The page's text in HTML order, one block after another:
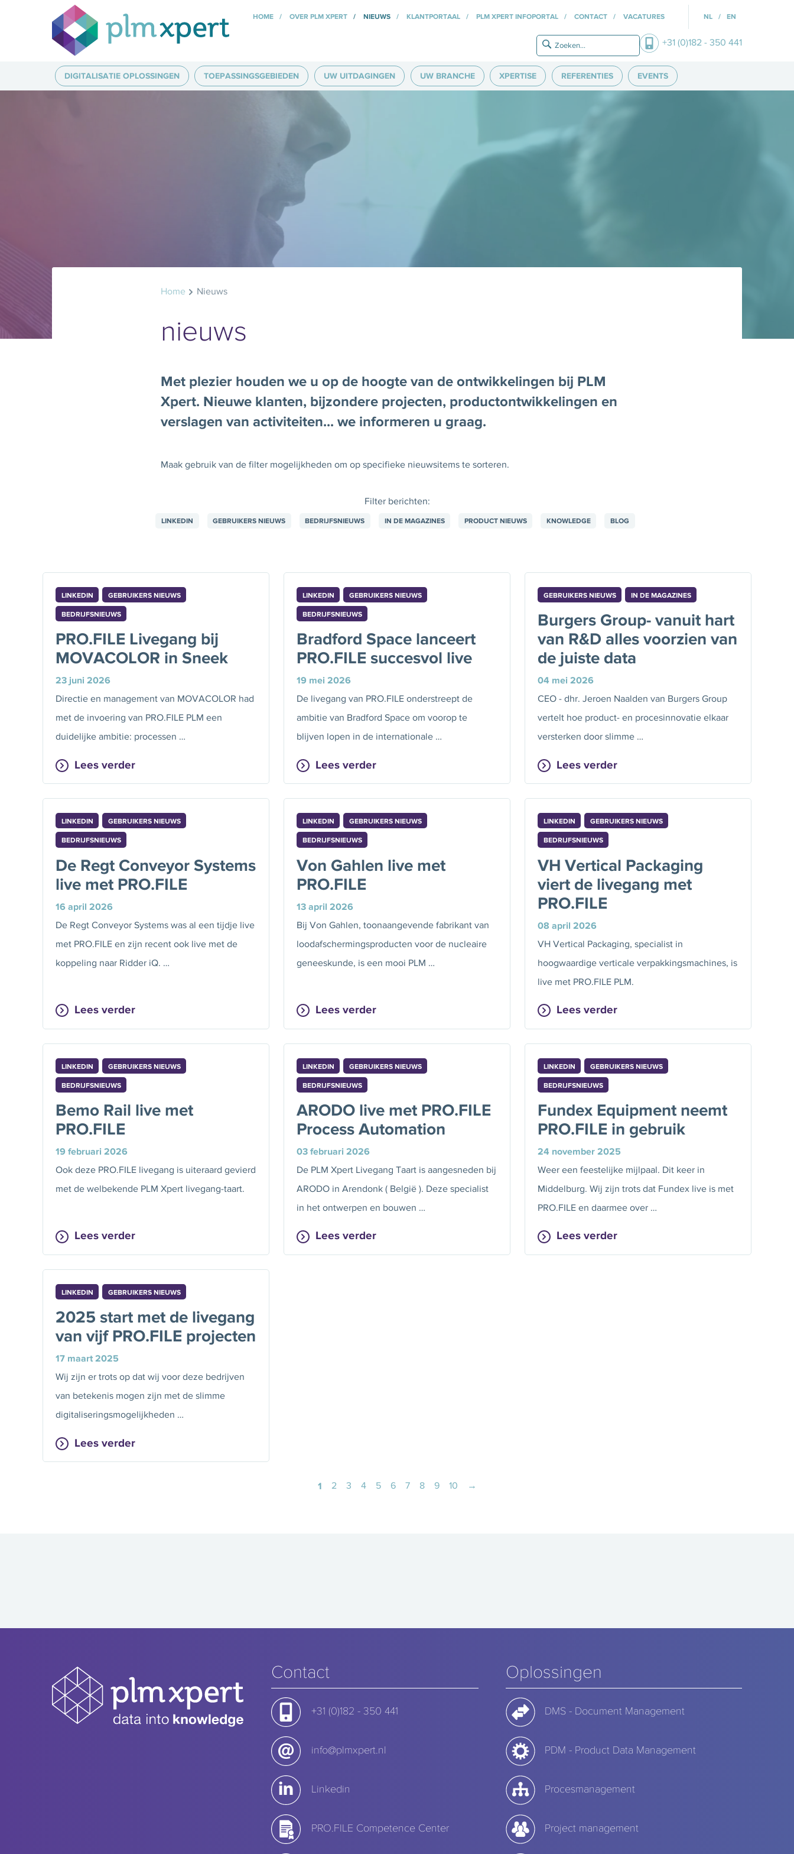
HOME OVER PLM XPERT NIEUWS KLANTPORTAAL PLM XPERT INFOPORTAL CONTACT VACATURES NL EN
+31 (0)182 - 350 441
DIGITALISATIE OPLOSSINGEN TOEPASSINGSGEBIEDEN UW UITDAGINGEN UW BRANCHE XPERTISE REFERENTIES EVENTS
Home Nieuws
nieuws
Met plezier houden we u op de hoogte van de ontwikkelingen bij PLM
Xpert. Nieuwe klanten, bijzondere projecten, productontwikkelingen en
verslagen van activiteiten... we informeren u graag.
Maak gebruik van de filter mogelijkheden om op specifieke nieuwsitems te sorteren.
Filter berichten:
LINKEDIN GEBRUIKERS NIEUWS BEDRIJFSNIEUWS IN DE MAGAZINES PRODUCT NIEUWS KNOWLEDGE BLOG
LINKEDIN GEBRUIKERS NIEUWS
BEDRIJFSNIEUWS
PRO.FILE Livegang bij
MOVACOLOR in Sneek
23 juni 2026
Directie en management van MOVACOLOR had
met de invoering van PRO.FILE PLM een
duidelijke ambitie: processen …
Lees verder
LINKEDIN GEBRUIKERS NIEUWS
BEDRIJFSNIEUWS
Bradford Space lanceert
PRO.FILE succesvol live
19 mei 2026
De livegang van PRO.FILE onderstreept de
ambitie van Bradford Space om voorop te
blijven lopen in de internationale …
Lees verder
GEBRUIKERS NIEUWS IN DE MAGAZINES
Burgers Group- vanuit hart
van R&D alles voorzien van
de juiste data
04 mei 2026
CEO - dhr. Jeroen Naalden van Burgers Group
vertelt hoe product- en procesinnovatie elkaar
versterken door slimme …
Lees verder
LINKEDIN GEBRUIKERS NIEUWS
BEDRIJFSNIEUWS
De Regt Conveyor Systems
live met PRO.FILE
16 april 2026
De Regt Conveyor Systems was al een tijdje live
met PRO.FILE en zijn recent ook live met de
koppeling naar Ridder iQ. …
Lees verder
LINKEDIN GEBRUIKERS NIEUWS
BEDRIJFSNIEUWS
Von Gahlen live met
PRO.FILE
13 april 2026
Bij Von Gahlen, toonaangevende fabrikant van
loodafschermingsproducten voor de nucleaire
geneeskunde, is een mooi PLM …
Lees verder
LINKEDIN GEBRUIKERS NIEUWS
BEDRIJFSNIEUWS
VH Vertical Packaging
viert de livegang met
PRO.FILE
08 april 2026
VH Vertical Packaging, specialist in
hoogwaardige verticale verpakkingsmachines, is
live met PRO.FILE PLM.
Lees verder
LINKEDIN GEBRUIKERS NIEUWS
BEDRIJFSNIEUWS
Bemo Rail live met
PRO.FILE
19 februari 2026
Ook deze PRO.FILE livegang is uiteraard gevierd
met de welbekende PLM Xpert livegang-taart.
Lees verder
LINKEDIN GEBRUIKERS NIEUWS
BEDRIJFSNIEUWS
ARODO live met PRO.FILE
Process Automation
03 februari 2026
De PLM Xpert Livegang Taart is aangesneden bij
ARODO in Arendonk ( België ). Deze specialist
in het ontwerpen en bouwen …
Lees verder
LINKEDIN GEBRUIKERS NIEUWS
BEDRIJFSNIEUWS
Fundex Equipment neemt
PRO.FILE in gebruik
24 november 2025
Weer een feestelijke mijlpaal. Dit keer in
Middelburg. Wij zijn trots dat Fundex live is met
PRO.FILE en daarmee over …
Lees verder
LINKEDIN GEBRUIKERS NIEUWS
2025 start met de livegang
van vijf PRO.FILE projecten
17 maart 2025
Wij zijn er trots op dat wij voor deze bedrijven
van betekenis mogen zijn met de slimme
digitaliseringsmogelijkheden …
Lees verder
1 2 3 4 5 6 7 8 9 10 →
Contact
+31 (0)182 - 350 441
info@plmxpert.nl
Linkedin
PRO.FILE Competence Center
Oplossingen
DMS - Document Management
PDM - Product Data Management
Procesmanagement
Project management